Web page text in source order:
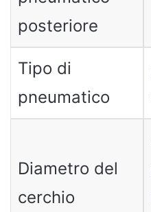
posteriore
Tipo di
pneumatico
Diametro del
cerchio